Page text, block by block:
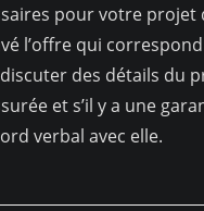
pour votre projet
l’offre qui
des détails du
et s’il y a une
verbal avec elle.